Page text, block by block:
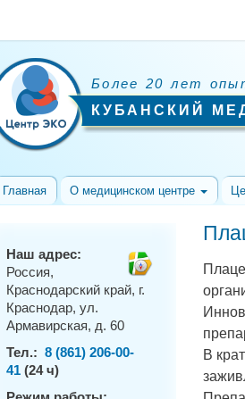
Более 20 лет
КУБАНСКИЙ
Главная О медицинском центре
Наш адрес:
Россия,
Краснодарский край, г.
Краснодар, ул.
Армавирская, д. 60
Тел.: 8 (861) 206-00-
41 (24 ч)
В